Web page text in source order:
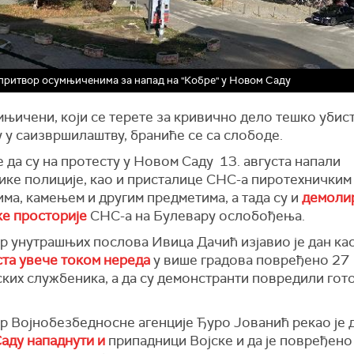
осумњиченима за напад на "Кобре" у Новом Саду
који се терете за кривично дело тешко
у саизвршилаштву, браниће се са слободе.
су на протесту у Новом Саду 13. августа напали
полиције, као и присталице СНС-а пиротехничким
камењем и другим предметима, а тада су и
просторије СНС-а на Булевару ослобођења.
унутрашњих послова Ивица Дачић изјавио је дан
увече током нередау више градова повређено 27
службеника, а да су демонстранти повредили
Војнобезбедносне агенције Ђуро Јованић рекао је
нападнути и припадници Војске и да је